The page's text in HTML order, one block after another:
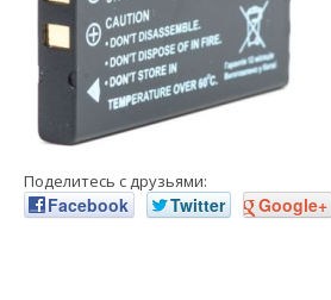
Поделитесь с друзьями:
Facebook Twitter Google+